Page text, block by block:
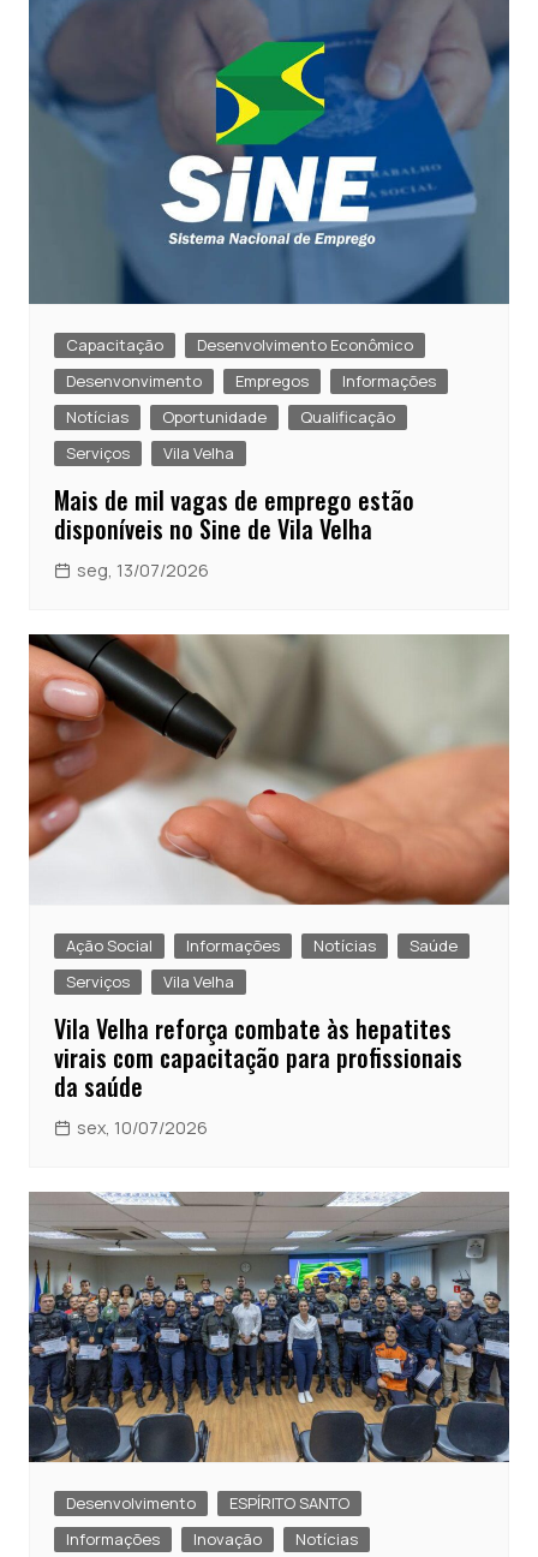
Capacitação
Desenvolvimento Econômico
Desenvonvimento
Empregos
Informações
Notícias
Oportunidade
Qualificação
Serviços
Vila Velha
Mais de mil vagas de emprego estão
disponíveis no Sine de Vila Velha
seg, 13/07/2026
Ação Social Informações Notícias
Saúde
Serviços
Vila Velha
Vila Velha reforça combate às hepatites
virais com capacitação para profissionais
da saúde
sex, 10/07/2026
Desenvolvimento
ESPÍRITO SANTO
Informações
Inovação
Notícias